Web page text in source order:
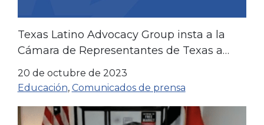
Texas Latino Advocacy Group insta a la
Cámara de Representantes de Texas a
aprobar la legislación sobre cuentas de
ahorro para la educación (ESA)
20 de octubre de 2023
Educación, Comunicados de prensa